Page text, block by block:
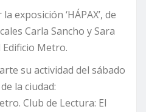
exposición ‘HÁPAX’, de
Carla Sancho y Sara
Edificio Metro.
su actividad del sábado
la ciudad:
Club de Lectura: El